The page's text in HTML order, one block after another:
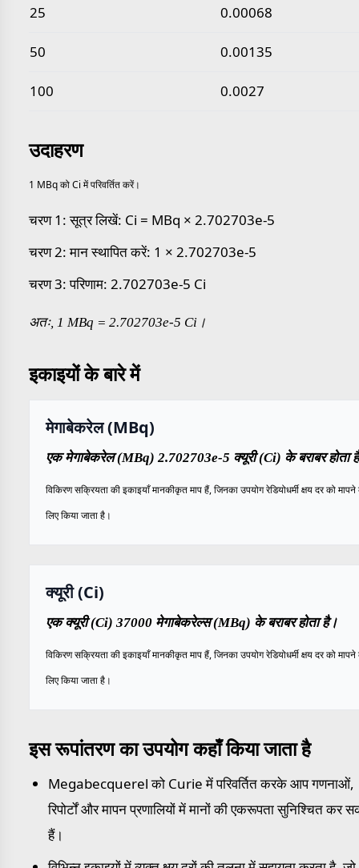
25 0.00068
50 0.00135
100 0.0027
उदाहरण
1 MBq को Ci में परिवर्तित करें।
चरण 1: सूत्र लिखें: Ci = MBq × 2.702703e-5
चरण 2: मान स्थापित करें: 1 × 2.702703e-5
चरण 3: परिणाम: 2.702703e-5 Ci
अतः, 1 MBq = 2.702703e-5 Ci।
इकाइयों के बारे में
मेगाबेकरेल (MBq)
एक मेगाबेकरेल (MBq) 2.702703e-5 क्यूरी (Ci) के बराबर होता
विकिरण सक्रियता की इकाइयाँ मानकीकृत माप हैं, जिनका उपयोग रेडियोधर्मी क्षय दर को
लिए किया जाता है।
क्यूरी (Ci)
एक क्यूरी (Ci) 37000 मेगाबेकरेल्स (MBq) के बराबर होता है।
विकिरण सक्रियता की इकाइयाँ मानकीकृत माप हैं, जिनका उपयोग रेडियोधर्मी क्षय दर को
लिए किया जाता है।
इस रूपांतरण का उपयोग कहाँ किया जाता है
Megabecquerel को Curie में परिवर्तित करके आप गणनाओं,
रिपोर्टों और मापन प्रणालियों में मानों की एकरूपता सुनिश्चित कर
हैं।